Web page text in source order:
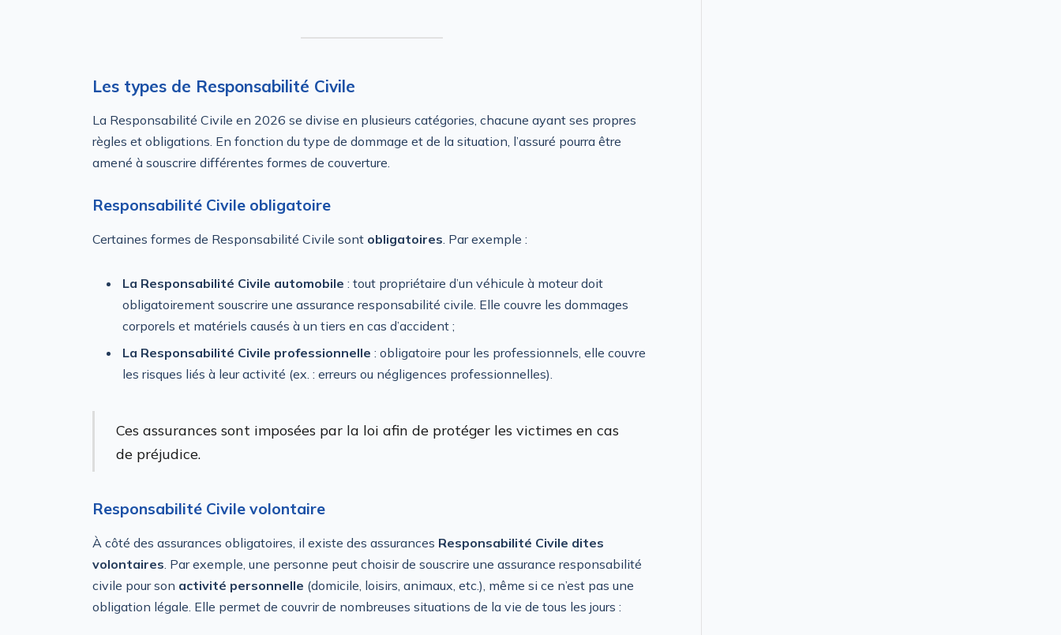
Les types de Responsabilité Civile
La Responsabilité Civile en 2026 se divise en plusieurs catégories, chacune ayant ses propres
règles et obligations. En fonction du type de dommage et de la situation, l’assuré pourra être
amené à souscrire différentes formes de couverture.
Responsabilité Civile obligatoire
Certaines formes de Responsabilité Civile sont obligatoires . Par exemple :
La Responsabilité Civile automobile : tout propriétaire d’un véhicule à moteur doit
obligatoirement souscrire une assurance responsabilité civile. Elle couvre les dommages
corporels et matériels causés à un tiers en cas d’accident ;
La Responsabilité Civile professionnelle : obligatoire pour les professionnels, elle couvre
les risques liés à leur activité (ex. : erreurs ou négligences professionnelles).
Ces assurances sont imposées par la loi afin de protéger les victimes en cas
de préjudice.
Responsabilité Civile volontaire
À côté des assurances obligatoires, il existe des assurances Responsabilité Civile dites
volontaires . Par exemple, une personne peut choisir de souscrire une assurance responsabilité
civile pour son activité personnelle (domicile, loisirs, animaux, etc.), même si ce n’est pas une
obligation légale. Elle permet de couvrir de nombreuses situations de la vie de tous les jours :